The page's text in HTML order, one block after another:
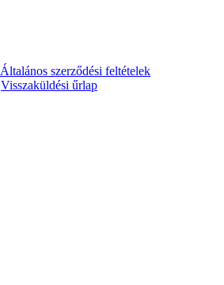
Általános szerződési feltételek
Visszaküldési űrlap